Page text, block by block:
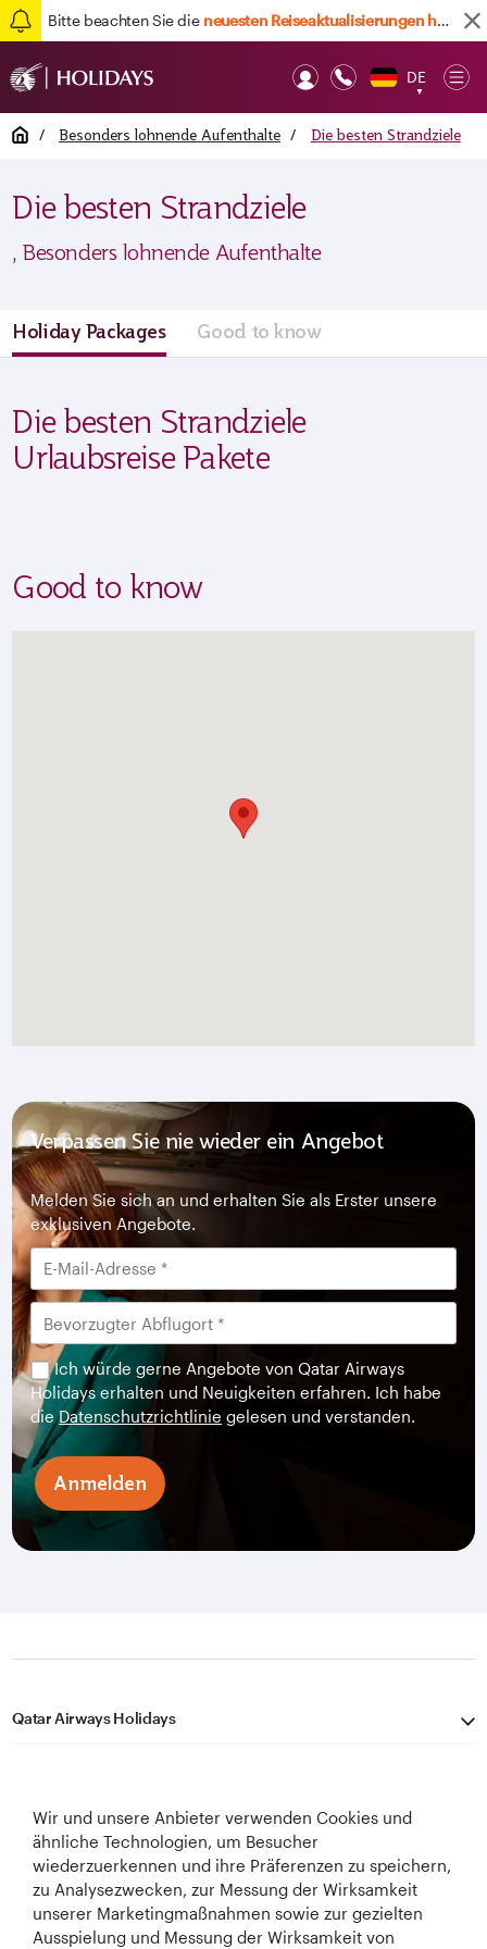
Bitte beachten Sie die neuesten Reiseaktualisierungen hier
DE
▼
Home / Besonders lohnende Aufenthalte / Die besten Strandziele
Die besten Strandziele
, Besonders lohnende Aufenthalte
Holiday Packages Good to know
Die besten Strandziele
Urlaubsreise Pakete
Good to know
Verpassen Sie nie wieder ein Angebot
Melden Sie sich an und erhalten Sie als Erster unsere
exklusiven Angebote.
Ich würde gerne Angebote von Qatar Airways
Holidays erhalten und Neuigkeiten erfahren. Ich habe
dieDatenschutzrichtlinie gelesen und verstanden.
Anmelden
Qatar Airways Holidays
In Verbindung bleiben
Wir und unsere Anbieter verwenden Cookies und
ähnliche Technologien, um Besucher
wiederzuerkennen und ihre Präferenzen zu speichern,
zu Analysezwecken, zur Messung der Wirksamkeit
unserer Marketingmaßnahmen sowie zur gezielten
Ausspielung und Messung der Wirksamkeit von